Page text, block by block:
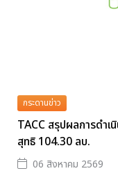
กระดานข่าว
TACC สรุปผลการดำ
สุทธิ 104.30 ลบ.
06 สิงหาคม 2569